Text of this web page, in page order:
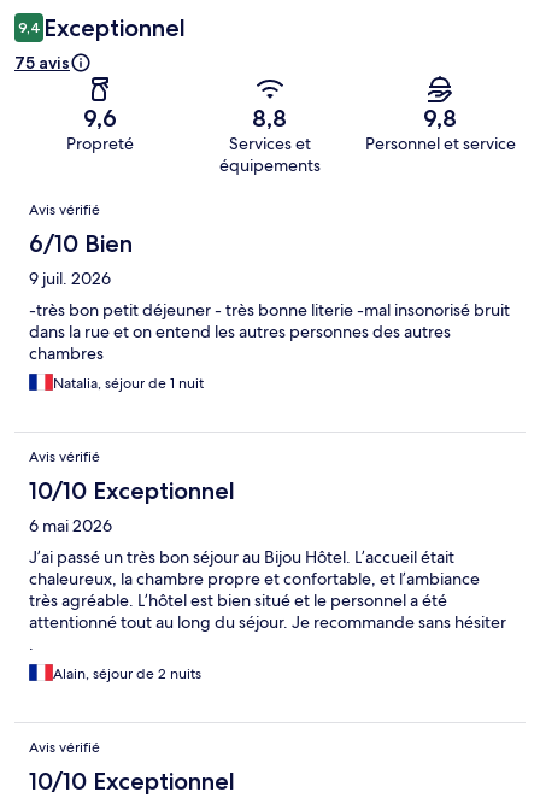
9,4 Exceptionnel
75 avis
9,6
Propreté
8,8
Services et
équipements
9,8
Personnel et service
Avis
Avis vérifié
6/10 Bien
9 juil. 2026
-très bon petit déjeuner - très bonne literie -mal insonorisé bruit
dans la rue et on entend les autres personnes des autres
chambres
Natalia, séjour de 1 nuit
Avis vérifié
10/10 Exceptionnel
6 mai 2026
J’ai passé un très bon séjour au Bijou Hôtel. L’accueil était
chaleureux, la chambre propre et confortable, et l’ambiance
très agréable. L’hôtel est bien situé et le personnel a été
attentionné tout au long du séjour. Je recommande sans hésiter
.
Alain, séjour de 2 nuits
Avis vérifié
10/10 Exceptionnel